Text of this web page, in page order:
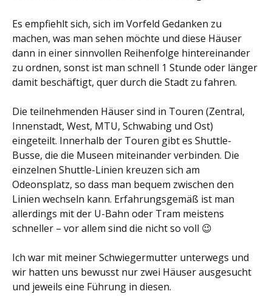
Es empfiehlt sich, sich im Vorfeld Gedanken zu
machen, was man sehen möchte und diese Häuser
dann in einer sinnvollen Reihenfolge hintereinander
zu ordnen, sonst ist man schnell 1 Stunde oder länger
damit beschäftigt, quer durch die Stadt zu fahren.
Die teilnehmenden Häuser sind in Touren (Zentral,
Innenstadt, West, MTU, Schwabing und Ost)
eingeteilt. Innerhalb der Touren gibt es Shuttle-
Busse, die die Museen miteinander verbinden. Die
einzelnen Shuttle-Linien kreuzen sich am
Odeonsplatz, so dass man bequem zwischen den
Linien wechseln kann. Erfahrungsgemäß ist man
allerdings mit der U-Bahn oder Tram meistens
schneller – vor allem sind die nicht so voll 😉
Ich war mit meiner Schwiegermutter unterwegs und
wir hatten uns bewusst nur zwei Häuser ausgesucht
und jeweils eine Führung in diesen.